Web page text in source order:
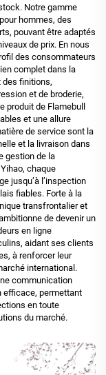
Notre gamme
hommes, des
pouvant être adaptés
de prix. En nous
des consommateurs
complet dans la
finitions,
et de broderie,
produit de Flamebull
et une allure
de service sont la
et la livraison dans
gestion de la
chaque
jusqu’à l’inspection
fiables. Forte à la
transfrontalier et
de devenir un
en ligne
aidant ses clients
à renforcer leur
international.
communication
efficace, permettant
en toute
du marché.